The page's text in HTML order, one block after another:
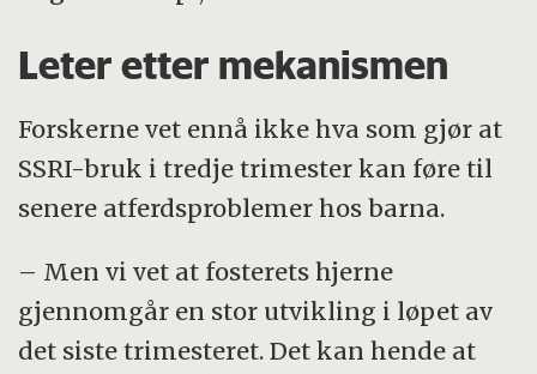
Leter etter mekanismen
Forskerne vet ennå ikke hva som gjør at
SSRI-bruk i tredje trimester kan føre til
senere atferdsproblemer hos barna.
– Men vi vet at fosterets hjerne
gjennomgår en stor utvikling i løpet av
det siste trimesteret. Det kan hende at